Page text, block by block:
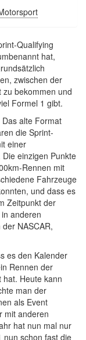
Qualifying
hat,
zwischen der
bekommen und
Formel 1 gibt.
alte Format
die Sprint-
einer
einzigen Punkte
Rennen mit
Fahrzeuge
und dass es
Zeitpunkt der
anderen
NASCAR,
es den Kalender
Rennen der
Heute kann
man der
als Event
mit anderen
hat nun mal nur
nun schon fast die